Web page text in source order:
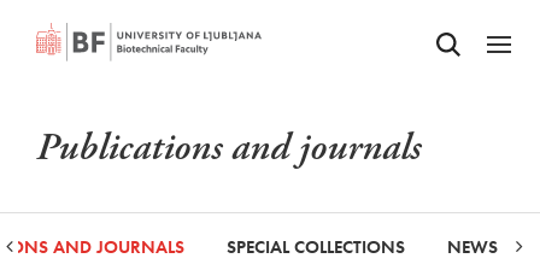
SKIP TO MAIN CONTENTOdpri iskalnik
Odpri
Publications and journals
AND JOURNALS SPECIAL COLLECTIONS NEWS